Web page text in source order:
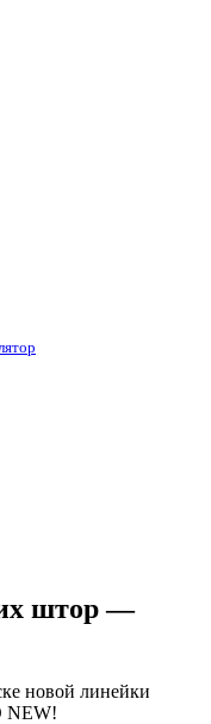
штор —
новой линейки
NEW!